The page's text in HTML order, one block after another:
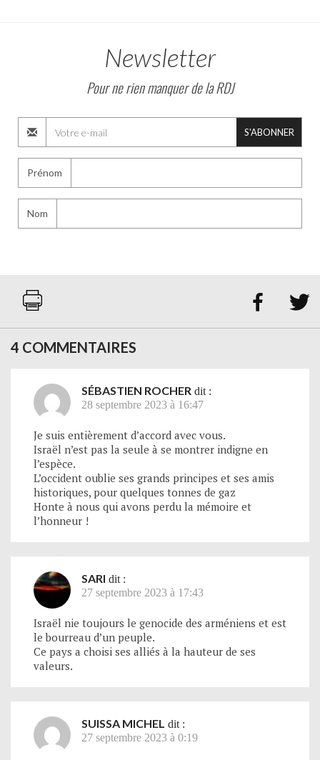
Newsletter
Pour ne rien manquer de la RDJ
S'ABONNER
Prénom
Nom
 
4 COMMENTAIRES
SÉBASTIEN ROCHER dit :
28 septembre 2023 à 16:47
Je suis entièrement d’accord avec vous.
Israël n’est pas la seule à se montrer indigne en
l’espèce.
L’occident oublie ses grands principes et ses amis
historiques, pour quelques tonnes de gaz
Honte à nous qui avons perdu la mémoire et
l’honneur !
SARI dit :
27 septembre 2023 à 17:43
Israël nie toujours le genocide des arméniens et est
le bourreau d’un peuple.
Ce pays a choisi ses alliés à la hauteur de ses
valeurs.
SUISSA MICHEL dit :
27 septembre 2023 à 0:19